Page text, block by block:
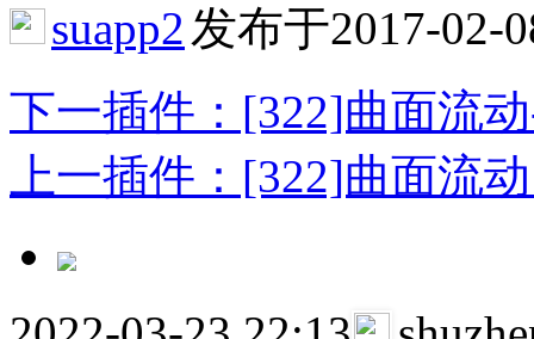
suapp2发布于2017-02-
下一插件：[322]曲面流
上一插件：[322]曲面流